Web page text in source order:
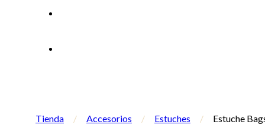
Tienda / Accesorios / Estuches / Estuche